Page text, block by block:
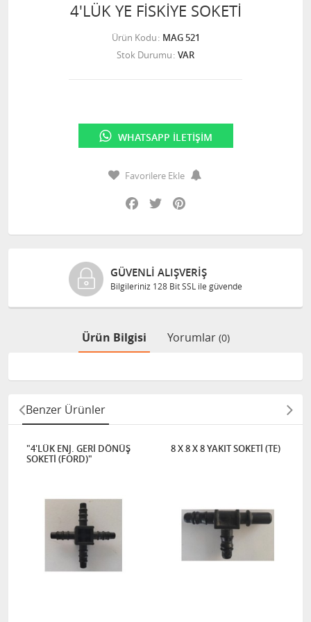
4'LÜK YE FİSKİYE SOKETİ
Ürün Kodu MAG 521
Stok Durumu VAR
WHATSAPP İLETIŞIM
Favorilere Ekle
Facebook
Twitter
GÜVENLI ALIŞVERIŞ
Bilgileriniz 128 Bit SSL ile güvende
Ürün Bilgisi Yorumlar (0)
Benzer Ürünler
"4'LÜK ENJ. GERİ DÖNÜŞ
SOKETİ (FORD)"
8 X 8 X 8 YAKIT SOKETİ (TE)